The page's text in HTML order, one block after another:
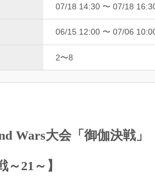
07/18 14:30 〜 07/18
06/15 12:00 〜 07/06
2〜8
Wars大会「御伽決戦」
～21～】